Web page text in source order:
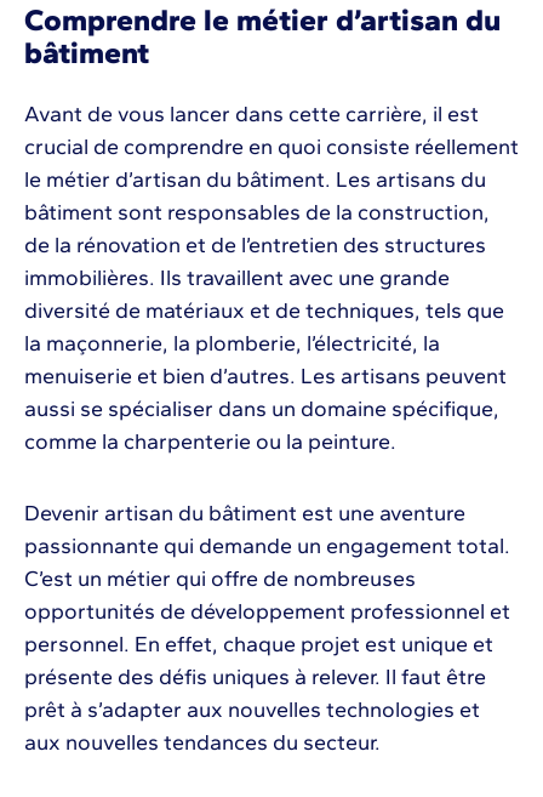
Comprendre le métier d’artisan du
bâtiment
Avant de vous lancer dans cette carrière, il est
crucial de comprendre en quoi consiste réellement
le métier d’artisan du bâtiment. Les artisans du
bâtiment sont responsables de la construction,
de la rénovation et de l’entretien des structures
immobilières. Ils travaillent avec une grande
diversité de matériaux et de techniques, tels que
la maçonnerie, la plomberie, l’électricité, la
menuiserie et bien d’autres. Les artisans peuvent
aussi se spécialiser dans un domaine spécifique,
comme la charpenterie ou la peinture.
Devenir artisan du bâtiment est une aventure
passionnante qui demande un engagement total.
C’est un métier qui offre de nombreuses
opportunités de développement professionnel et
personnel. En effet, chaque projet est unique et
présente des défis uniques à relever. Il faut être
prêt à s’adapter aux nouvelles technologies et
aux nouvelles tendances du secteur.